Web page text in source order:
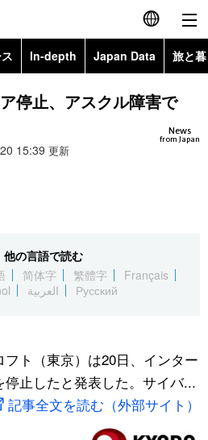
English
简体字
In-depth Japan Data 旅と
Topics
Images
停止、アスクル障害で
News
from Japan
15:39 更新
他の言語で読む
简体字 繁體字
Français
العربية Русский
ト（東京）は20日、インター
止したと発表した。サイバ...
記事全文を読む（外部サイト）